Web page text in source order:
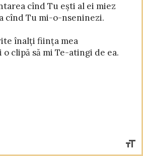
cînd Tu ești al ei miez
cînd Tu mi-o-nseninezi.
înalți ființa mea